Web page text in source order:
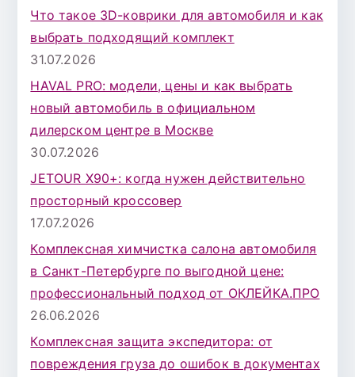
Что такое 3D-коврики для автомобиля и как
выбрать подходящий комплект
31.07.2026
HAVAL PRO: модели, цены и как выбрать
новый автомобиль в официальном
дилерском центре в Москве
30.07.2026
JETOUR X90+: когда нужен действительно
просторный кроссовер
17.07.2026
Комплексная химчистка салона автомобиля
в Санкт-Петербурге по выгодной цене:
профессиональный подход от ОКЛЕЙКА.ПРО
26.06.2026
Комплексная защита экспедитора: от
повреждения груза до ошибок в документах